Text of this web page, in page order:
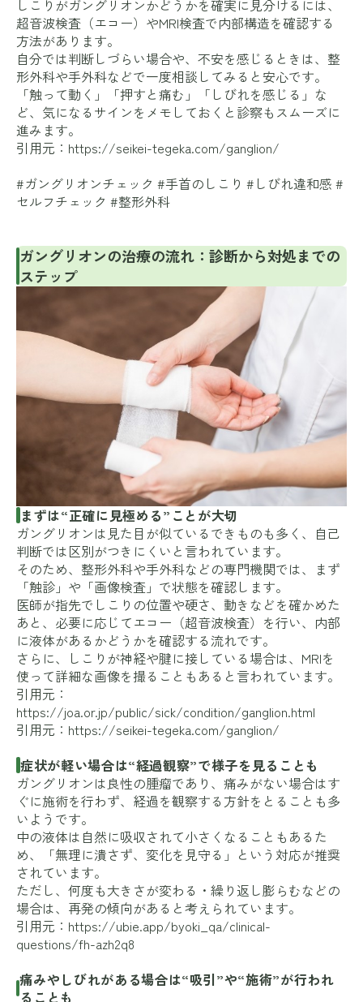
しこりがガングリオンかどうかを確実に見分けるには、
超音波検査（エコー）やMRI検査で内部構造を確認する
方法があります。
自分では判断しづらい場合や、不安を感じるときは、整
形外科や手外科などで一度相談してみると安心です。
「触って動く」「押すと痛む」「しびれを感じる」な
ど、気になるサインをメモしておくと診察もスムーズに
進みます。
引用元： https://seikei-tegeka.com/ganglion/
#ガングリオンチェック #手首のしこり #しびれ違和感 #
セルフチェック #整形外科
ガングリオンの治療の流れ：診断から対処までの
ステップ
まずは“正確に見極める”ことが大切
ガングリオンは見た目が似ているできものも多く、自己
判断では区別がつきにくいと言われています。
そのため、整形外科や手外科などの専門機関では、まず
「触診」や「画像検査」で状態を確認します。
医師が指先でしこりの位置や硬さ、動きなどを確かめた
あと、必要に応じてエコー（超音波検査）を行い、内部
に液体があるかどうかを確認する流れです。
さらに、しこりが神経や腱に接している場合は、MRIを
使って詳細な画像を撮ることもあると言われています。
引用元：
https://joa.or.jp/public/sick/condition/ganglion.html
引用元： https://seikei-tegeka.com/ganglion/
症状が軽い場合は“経過観察”で様子を見ることも
ガングリオンは良性の腫瘤であり、痛みがない場合はす
ぐに施術を行わず、経過を観察する方針をとることも多
いようです。
中の液体は自然に吸収されて小さくなることもあるた
め、「無理に潰さず、変化を見守る」という対応が推奨
されています。
ただし、何度も大きさが変わる・繰り返し膨らむなどの
場合は、再発の傾向があると考えられています。
引用元： https://ubie.app/byoki_qa/clinical-
questions/fh-azh2q8
痛みやしびれがある場合は“吸引”や“施術”が行われ
ることも